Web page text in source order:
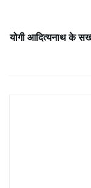
योगी आदित्यनाथ के